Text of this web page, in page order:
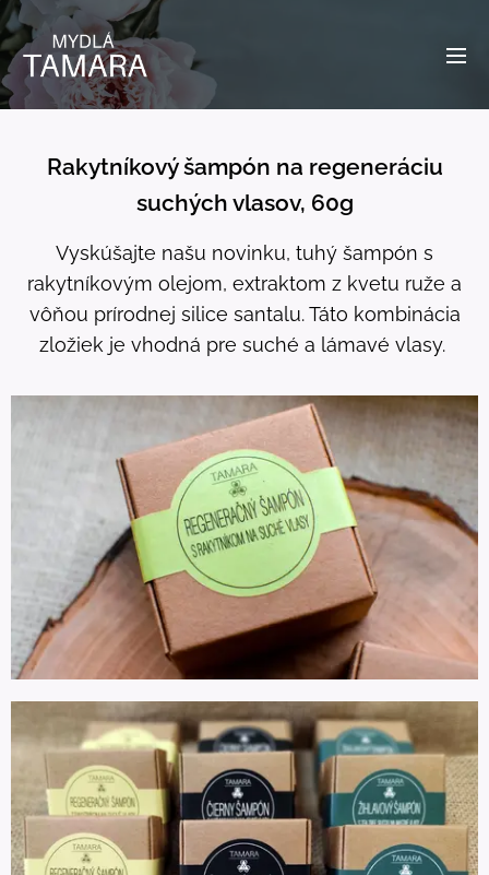
Rakytníkový šampón na regeneráciu
suchých vlasov, 60g
Vyskúšajte našu novinku, tuhý šampón s
rakytníkovým olejom, extraktom z kvetu ruže a
vôňou prírodnej silice santalu. Táto kombinácia
zložiek je vhodná pre suché a lámavé vlasy.